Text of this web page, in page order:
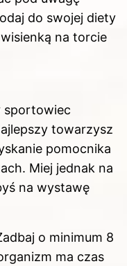
do swojej diety
na torcie
sportowiec
towarzysz
pomocnika
Miej jednak na
na wystawę
o minimum 8
ma czas